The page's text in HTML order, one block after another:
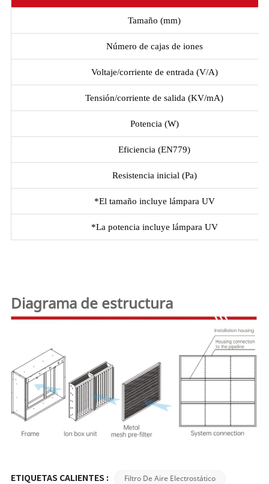
Tamaño (mm)
Número de cajas de iones
Voltaje/corriente de entrada (V/A)
Tensión/corriente de salida (KV/mA)
Potencia (W)
Eficiencia (EN779)
Resistencia inicial (Pa)
*El tamaño incluye lámpara UV
*La potencia incluye lámpara UV
Diagrama de estructura
ETIQUETAS CALIENTES :
Filtro De Aire Electrostático